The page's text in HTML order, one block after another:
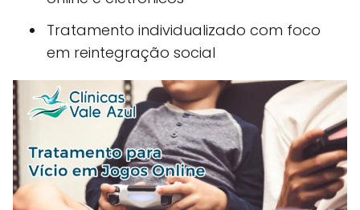
Tratamento individualizado com foco
em reintegração social